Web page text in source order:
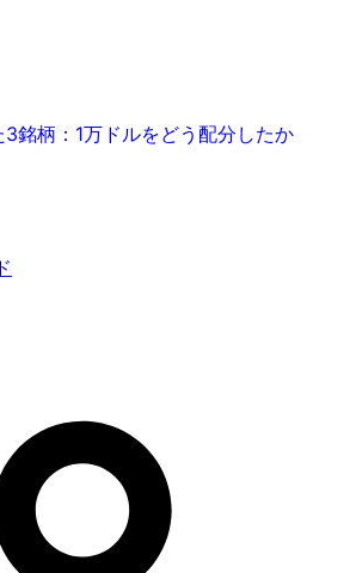
銘柄：1万ドルをどう配分したか